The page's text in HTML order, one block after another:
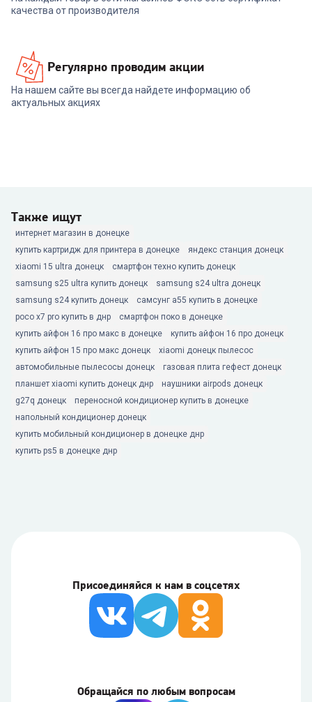
качества от производителя
Регулярно проводим акции
На нашем сайте вы всегда найдете информацию об
актуальных акциях
Также ищут
интернет магазин в донецке
купить картридж для принтера в донецке
яндекс станция донецк
xiaomi 15 ultra донецк
смартфон техно купить донецк
samsung s25 ultra купить донецк
samsung s24 ultra донецк
samsung s24 купить донецк
самсунг а55 купить в донецке
poco x7 pro купить в днр
смартфон поко в донецке
купить айфон 16 про макс в донецке
купить айфон 16 про донецк
купить айфон 15 про макс донецк
xiaomi донецк пылесос
автомобильные пылесосы донецк
газовая плита гефест донецк
планшет xiaomi купить донецк днр
наушники airpods донецк
g27q донецк
переносной кондиционер купить в донецке
напольный кондиционер донецк
купить мобильный кондиционер в донецке днр
купить ps5 в донецке днр
Присоединяйся к нам в соцсетях
Обращайся по любым вопросам